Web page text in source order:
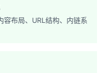
容布局、URL结构、内链系